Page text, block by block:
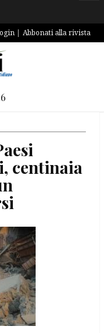
Abbonati alla rivista
centinaia